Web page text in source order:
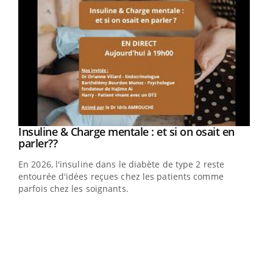
Youtube
Insuline & Charge mentale : et si on osait en
parler??Youtube
En 2026, l'insuline dans le diabète de type 2 reste
entourée d'idées reçues chez les patients comme
parfois chez les soignants.